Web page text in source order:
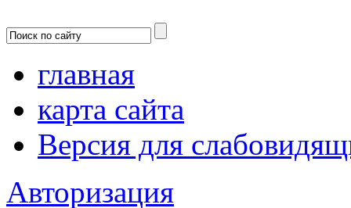
главная
карта сайта
Версия для
Авторизация